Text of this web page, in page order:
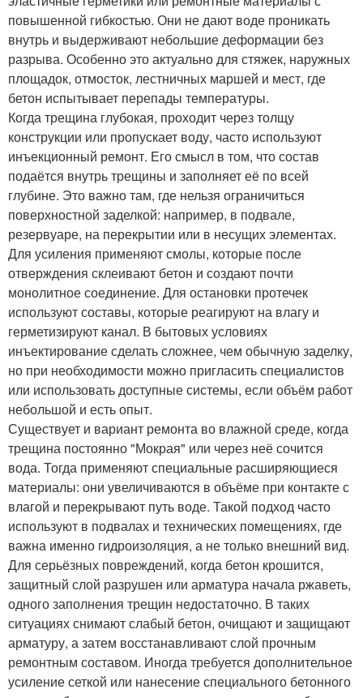
повышенной гибкостью. Они не дают воде проникать
внутрь и выдерживают небольшие деформации без
разрыва. Особенно это актуально для стяжек, наружных
площадок, отмосток, лестничных маршей и мест, где
бетон испытывает перепады температуры.
Когда трещина глубокая, проходит через толщу
конструкции или пропускает воду, часто используют
инъекционный ремонт. Его смысл в том, что состав
подаётся внутрь трещины и заполняет её по всей
глубине. Это важно там, где нельзя ограничиться
поверхностной заделкой: например, в подвале,
резервуаре, на перекрытии или в несущих элементах.
Для усиления применяют смолы, которые после
отверждения склеивают бетон и создают почти
монолитное соединение. Для остановки протечек
используют составы, которые реагируют на влагу и
герметизируют канал. В бытовых условиях
инъектирование сделать сложнее, чем обычную заделку,
но при необходимости можно пригласить специалистов
или использовать доступные системы, если объём работ
небольшой и есть опыт.
Существует и вариант ремонта во влажной среде, когда
трещина постоянно "Мокрая" или через неё сочится
вода. Тогда применяют специальные расширяющиеся
материалы: они увеличиваются в объёме при контакте с
влагой и перекрывают путь воде. Такой подход часто
используют в подвалах и технических помещениях, где
важна именно гидроизоляция, а не только внешний вид.
Для серьёзных повреждений, когда бетон крошится,
защитный слой разрушен или арматура начала ржаветь,
одного заполнения трещин недостаточно. В таких
ситуациях снимают слабый бетон, очищают и защищают
арматуру, а затем восстанавливают слой прочным
ремонтным составом. Иногда требуется дополнительное
усиление сеткой или нанесение специального бетонного